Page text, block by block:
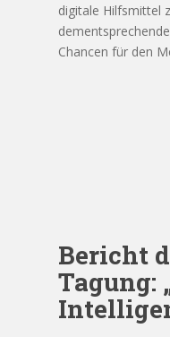
digitale Hilfsmittel
Chancen für den
Bericht
Tagung: